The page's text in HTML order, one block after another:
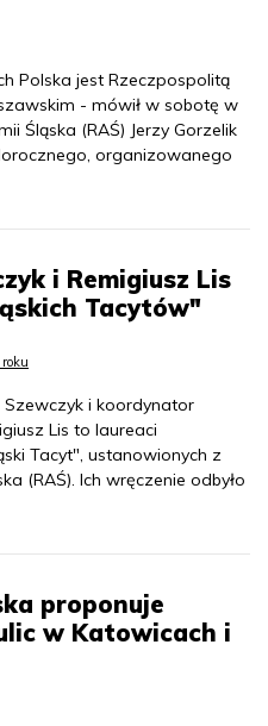
Polska jest Rzeczpospolitą
- mówił w sobotę w
Śląska (RAŚ) Jerzy Gorzelik
organizowanego
i Remigiusz Lis
Tacytów"
Szewczyk i koordynator
Lis to laureaci
Tacyt", ustanowionych z
(RAŚ). Ich wręczenie odbyło
proponuje
w Katowicach i